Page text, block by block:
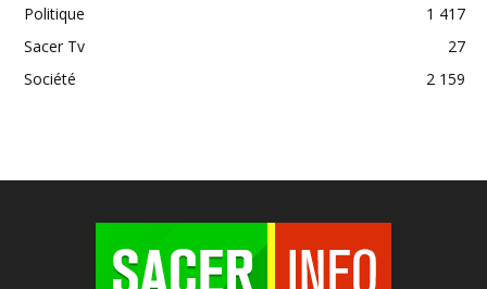
Politique
1 417
Sacer Tv
27
Société
2 159